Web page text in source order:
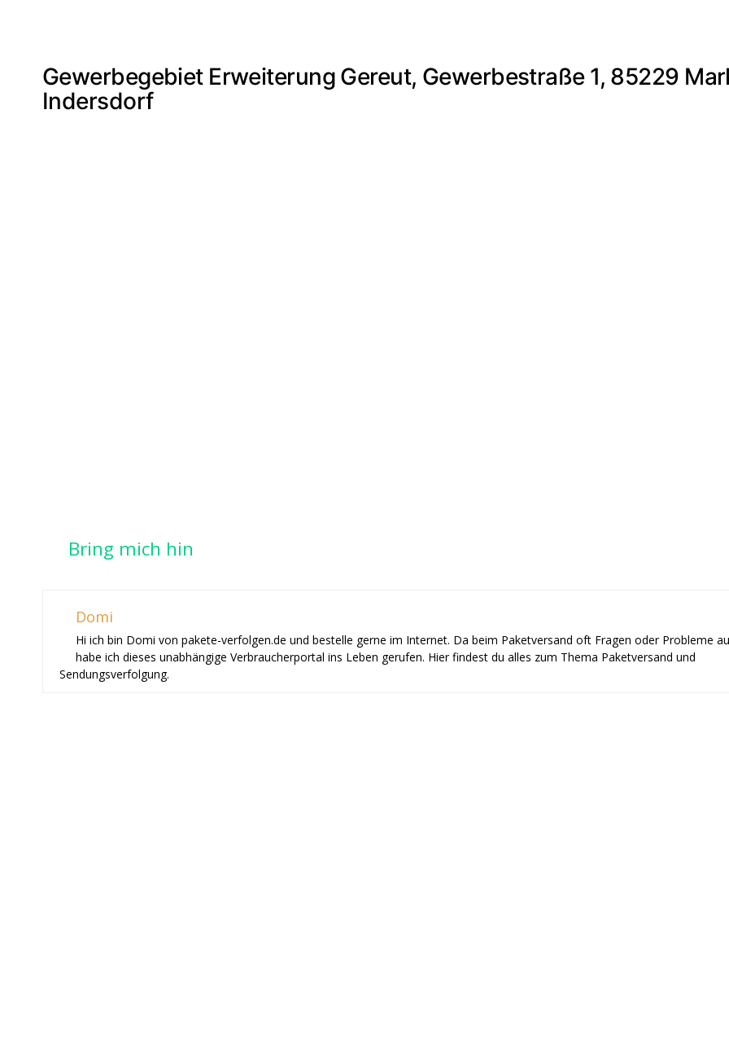
Gewerbegebiet Erweiterung Gereut, Gewerbestraße 1, 85229
Indersdorf
Bring mich hin
Domi
Hi ich bin Domi von pakete-verfolgen.de und bestelle gerne im Internet. Da beim Paketversand oft Fragen oder Probleme
habe ich dieses unabhängige Verbraucherportal ins Leben gerufen. Hier findest du alles zum Thema Paketversand und
Sendungsverfolgung.